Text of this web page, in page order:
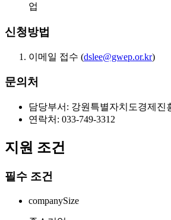
업
신청방법
이메일 접수 (dslee@gwep.or.kr)
문의처
담당부서: 강원특별자치도경제진
연락처: 033-749-3312
지원 조건
필수 조건
companySize